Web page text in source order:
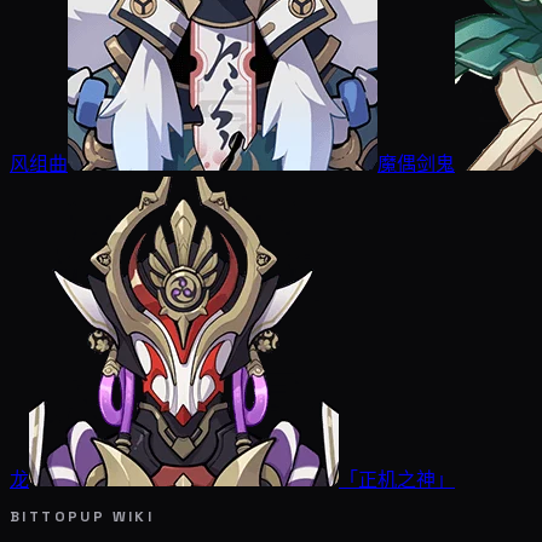
风组曲 魔偶剑鬼
龙 「正机之神」
BITTOPUP WIKI